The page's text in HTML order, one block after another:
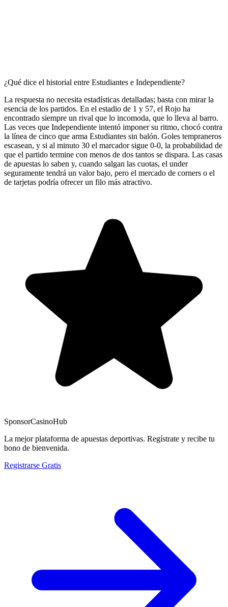
¿Qué dice el historial entre Estudiantes e Independiente?
La respuesta no necesita estadísticas detalladas; basta con mirar la
esencia de los partidos. En el estadio de 1 y 57, el Rojo ha
encontrado siempre un rival que lo incomoda, que lo lleva al barro.
Las veces que Independiente intentó imponer su ritmo, chocó contra
la línea de cinco que arma Estudiantes sin balón. Goles tempraneros
escasean, y si al minuto 30 el marcador sigue 0-0, la probabilidad de
que el partido termine con menos de dos tantos se dispara. Las casas
de apuestas lo saben y, cuando salgan las cuotas, el under
seguramente tendrá un valor bajo, pero el mercado de corners o el
de tarjetas podría ofrecer un filo más atractivo.
SponsorCasinoHub
La mejor plataforma de apuestas deportivas. Regístrate y recibe tu
bono de bienvenida.
Registrarse Gratis